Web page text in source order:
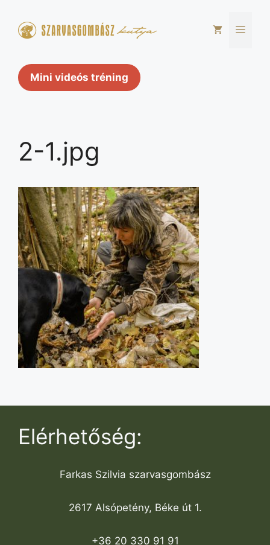
tartalomba
Mini videós tréning
2-1.jpg
Elérhetőség:
Farkas Szilvia szarvasgombász
2617 Alsópetény, Béke út 1.
+36 20 330 91 91